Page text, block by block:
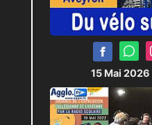
15 Mai 2026